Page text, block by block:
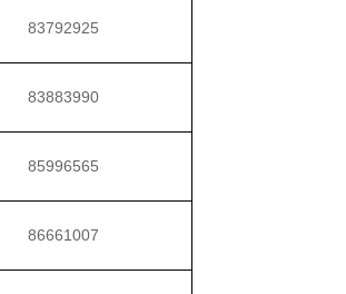
83792925
83883990
85996565
86661007